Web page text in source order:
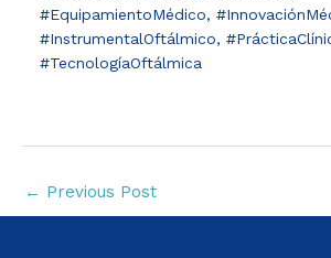
#EquipamientoMédico,
#InstrumentalOftálmico,
#TecnologíaOftálmica
← Previous Post